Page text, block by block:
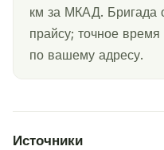
км за МКАД. Бригада
прайсу; точное время
по вашему адресу.
Источники